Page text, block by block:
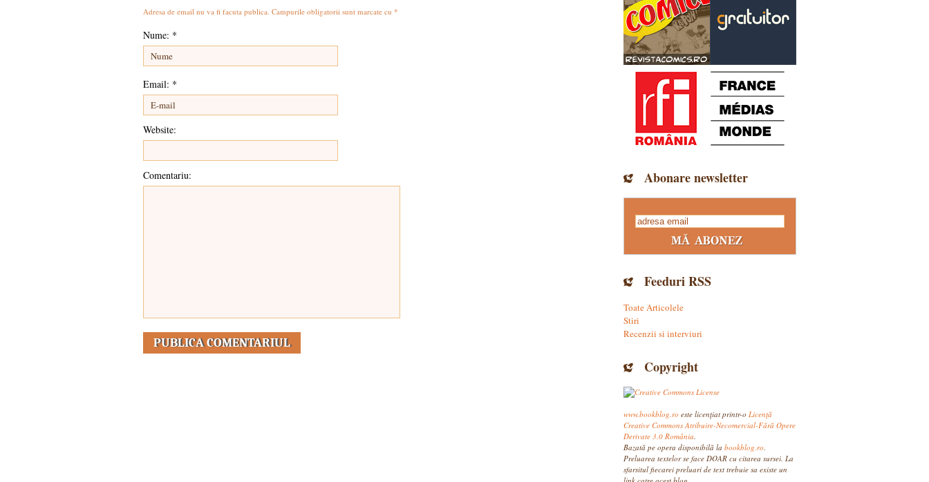
Adresa de email nu va fi facuta publica. Campurile obligatorii sunt marcate cu *
Nume: *
Email: *
Website:
Comentariu: Abonare newsletter
Feeduri RSS
Toate Articolele
Stiri
Recenzii si interviuri
Copyright
www.bookblog.ro este licenţiat printr-o Licenţă
Creative Commons Atribuire-Necomercial-Fără Opere
Derivate 3.0 România
Bazată pe opera disponibilă la bookblog.ro
Preluarea textelor se face DOAR cu citarea sursei. La
sfarsitul fiecarei preluari de text trebuie sa existe un